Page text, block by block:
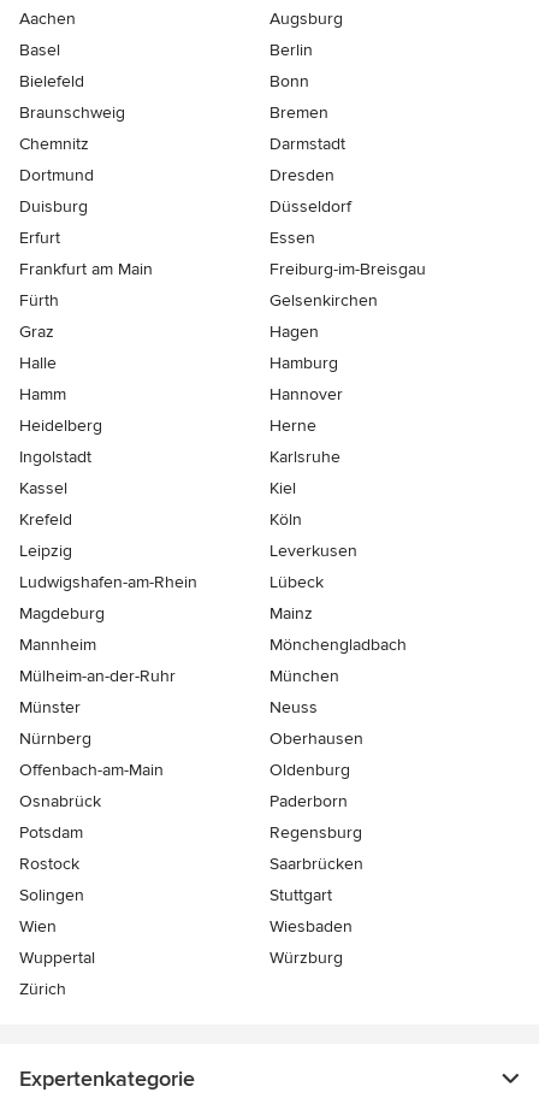
Aachen
Augsburg
Basel
Berlin
Bielefeld
Bonn
Braunschweig
Bremen
Chemnitz
Darmstadt
Dortmund
Dresden
Duisburg
Düsseldorf
Erfurt
Essen
Frankfurt am Main
Freiburg-im-Breisgau
Fürth
Gelsenkirchen
Graz
Hagen
Halle
Hamburg
Hamm
Hannover
Heidelberg
Herne
Ingolstadt
Karlsruhe
Kassel
Kiel
Krefeld
Köln
Leipzig
Leverkusen
Ludwigshafen-am-Rhein
Lübeck
Magdeburg
Mainz
Mannheim
Mönchen­gladbach
Mülheim-an-der-Ruhr
München
Münster
Neuss
Nürnberg
Oberhausen
Offenbach-am-Main
Oldenburg
Osnabrück
Paderborn
Potsdam
Regensburg
Rostock
Saarbrücken
Solingen
Stuttgart
Wien
Wiesbaden
Wuppertal
Würzburg
Zürich
Expertenkategorie